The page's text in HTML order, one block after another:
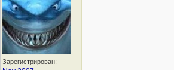
Зарегистрирован: